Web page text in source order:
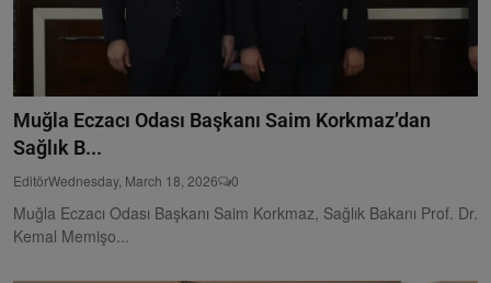
Muğla Eczacı Odası Başkanı Saim Korkmaz’dan
Sağlık B...
EditörWednesday, March 18, 2026 0
Muğla Eczacı Odası Başkanı Saim Korkmaz, Sağlık Bakanı Prof. Dr.
Kemal Memişo...